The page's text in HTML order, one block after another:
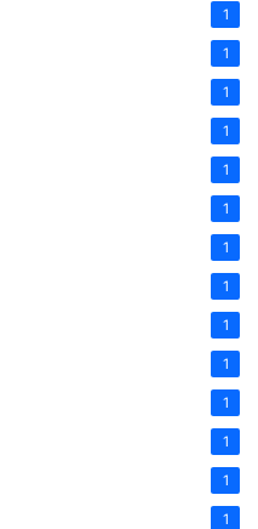
1
1
1
1
1
1
1
1
1
1
1
1
1
1